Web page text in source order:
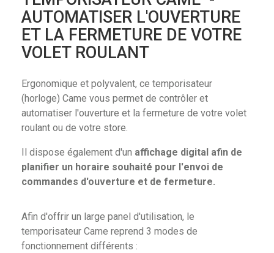
AUTOMATISER L'OUVERTURE
ET LA FERMETURE DE VOTRE
VOLET ROULANT
Ergonomique et polyvalent, ce temporisateur
(horloge) Came vous permet de contrôler et
automatiser l'ouverture et la fermeture de votre volet
roulant ou de votre store.
Il dispose également d'un affichage digital afin de
planifier un horaire souhaité pour l'envoi de
commandes d'ouverture et de fermeture.
Afin d'offrir un large panel d'utilisation, le
temporisateur Came reprend 3 modes de
fonctionnement différents :